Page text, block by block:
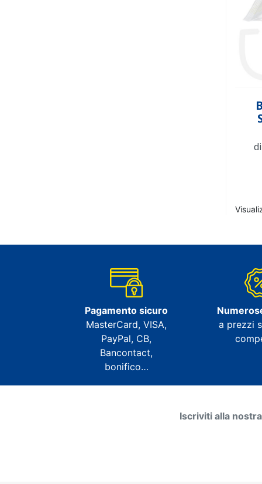
Pagamento sicuro
MasterCard, VISA,
PayPal, CB,
Bancontact,
bonifico…
a prezzi
Iscriviti alla